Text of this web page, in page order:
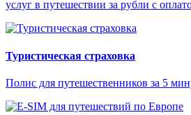
услуг в путешествии за рубли с
Туристическая страховка
Полис для путешественников за 5